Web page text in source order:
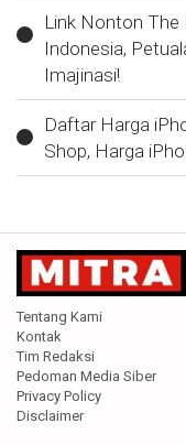
Link Nonton The
Indonesia,
Imajinasi!
Daftar Harga
Shop, Harga
Tentang Kami
Kontak
Tim Redaksi
Pedoman Media Siber
Privacy Policy
Disclaimer